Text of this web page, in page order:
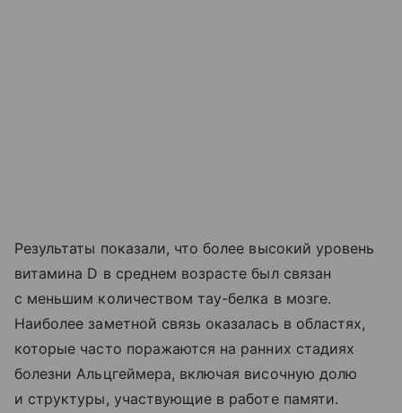
Результаты показали, что более высокий уровень
витамина D в среднем возрасте был связан
с меньшим количеством тау-белка в мозге.
Наиболее заметной связь оказалась в областях,
которые часто поражаются на ранних стадиях
болезни Альцгеймера, включая височную долю
и структуры, участвующие в работе памяти.